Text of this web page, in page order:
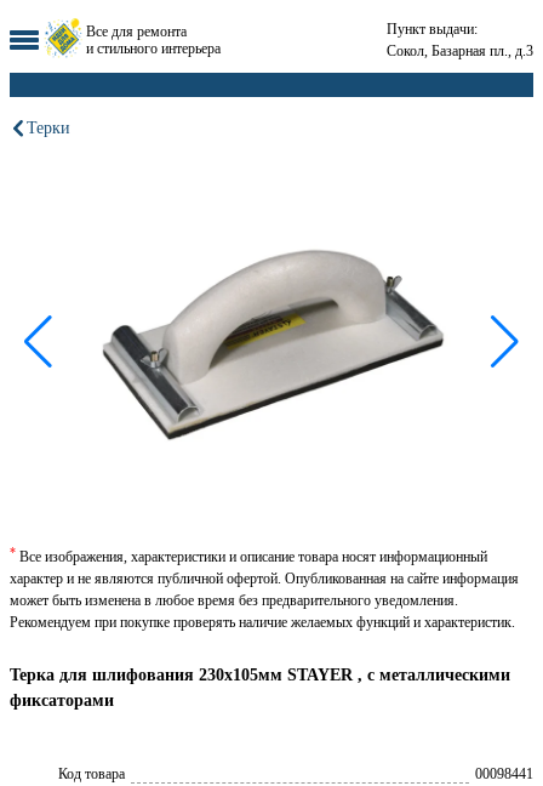
Все для ремонта
и стильного интерьера
Пункт выдачи:
Сокол, Базарная пл., д.3
Терки
Терка для шлифования 230х105мм STAYER , с металлическими
фиксаторами
Код товара
00098441
* Все изображения, характеристики и описание товара носят информационный
характер и не являются публичной офертой. Опубликованная на сайте информация
может быть изменена в любое время без предварительного уведомления.
Рекомендуем при покупке проверять наличие желаемых функций и характеристик.